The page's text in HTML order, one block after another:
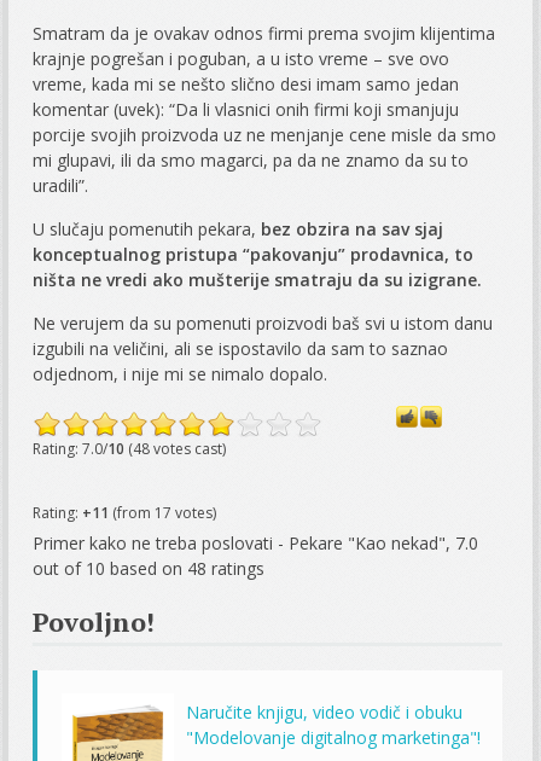
Smatram da je ovakav odnos firmi prema svojim klijentima
krajnje pogrešan i poguban, a u isto vreme – sve ovo
vreme, kada mi se nešto slično desi imam samo jedan
komentar (uvek): “Da li vlasnici onih firmi koji smanjuju
porcije svojih proizvoda uz ne menjanje cene misle da smo
mi glupavi, ili da smo magarci, pa da ne znamo da su to
uradili”.
U slučaju pomenutih pekara, bez obzira na sav sjaj
konceptualnog pristupa “pakovanju” prodavnica, to
ništa ne vredi ako mušterije smatraju da su izigrane.
Ne verujem da su pomenuti proizvodi baš svi u istom danu
izgubili na veličini, ali se ispostavilo da sam to saznao
odjednom, i nije mi se nimalo dopalo.
Rating: 7.0/10 (48 votes cast)
Rating: +11 (from 17 votes)
Primer kako ne treba poslovati - Pekare "Kao nekad", 7.0
out of 10 based on 48 ratings
Povoljno!
Naručite knjigu, video vodič i obuku
"Modelovanje digitalnog marketinga"!